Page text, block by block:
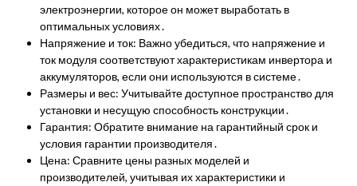
электроэнергии, которое он может выработать в
оптимальных условиях․
Напряжение и ток: Важно убедиться, что напряжение и
ток модуля соответствуют характеристикам инвертора и
аккумуляторов, если они используются в системе․
Размеры и вес: Учитывайте доступное пространство для
установки и несущую способность конструкции․
Гарантия: Обратите внимание на гарантийный срок и
условия гарантии производителя․
Цена: Сравните цены разных моделей и
производителей, учитывая их характеристики и